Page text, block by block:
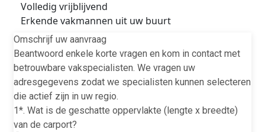
Volledig vrijblijvend
Erkende vakmannen uit uw buurt
Omschrijf uw aanvraag
Beantwoord enkele korte vragen en kom in contact met
betrouwbare vakspecialisten. We vragen uw
adresgegevens zodat we specialisten kunnen selecteren
die actief zijn in uw regio.
1*. Wat is de geschatte oppervlakte (lengte x breedte)
van de carport?